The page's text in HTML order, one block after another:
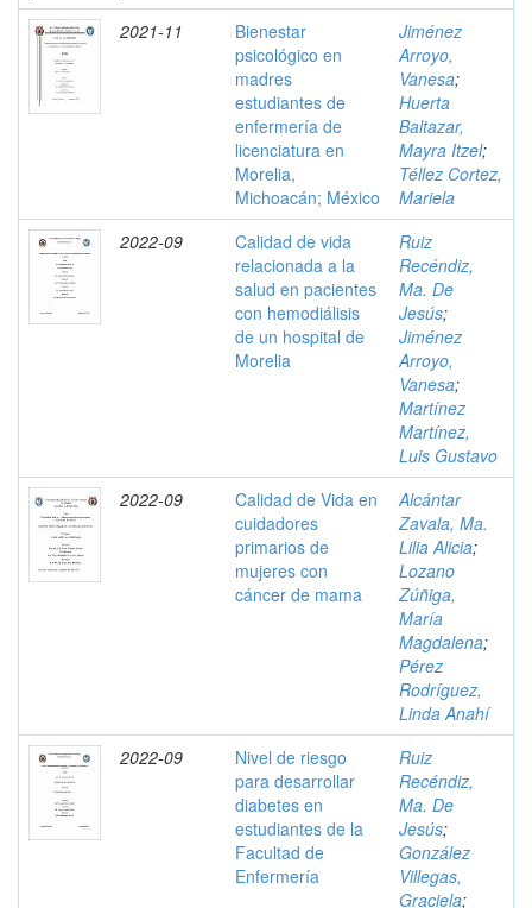
2021-11
Bienestar
psicológico en
madres
estudiantes de
enfermería de
licenciatura en
Morelia,
Michoacán; México
Jiménez
Arroyo,
Vanesa;
Huerta
Baltazar,
Mayra Itzel;
Téllez Cortez,
Mariela
2022-09
Calidad de vida
relacionada a la
salud en pacientes
con hemodiálisis
de un hospital de
Morelia
Ruiz
Recéndiz,
Ma. De
Jesús;
Jiménez
Arroyo,
Vanesa;
Martínez
Martínez,
Luis Gustavo
2022-09
Calidad de Vida en
cuidadores
primarios de
mujeres con
cáncer de mama
Alcántar
Zavala, Ma.
Lilia Alicia;
Lozano
Zúñiga,
María
Magdalena;
Pérez
Rodríguez,
Linda Anahí
2022-09
Nivel de riesgo
para desarrollar
diabetes en
estudiantes de la
Facultad de
Enfermería
Ruiz
Recéndiz,
Ma. De
Jesús;
González
Villegas,
Graciela;